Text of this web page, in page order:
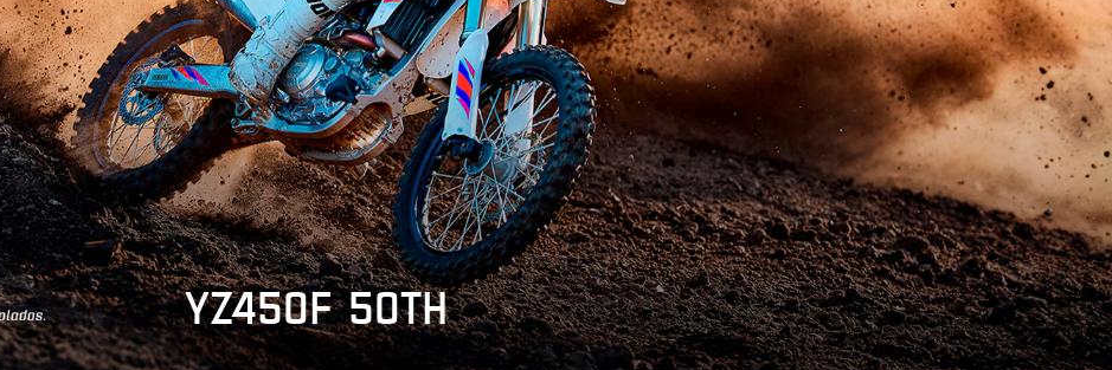
YZ450F 50TH